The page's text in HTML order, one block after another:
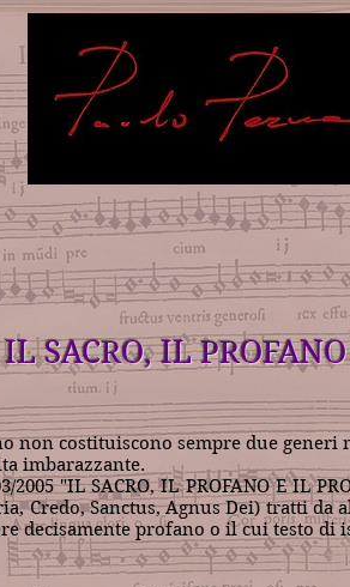
IL SACRO, IL
non costituiscono sempre due
imbarazzante.
2005 "IL SACRO, IL PROFANO E IL
Credo, Sanctus, Agnus Dei) tratti
decisamente profano o il cui testo